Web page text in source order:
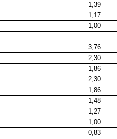
1,39
1,17
1,00
3,76
2,30
1,86
2,30
1,86
1,48
1,27
1,00
0,83